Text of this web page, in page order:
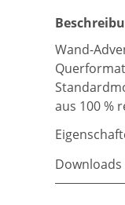
Wand-
aus 100 %
Downloads